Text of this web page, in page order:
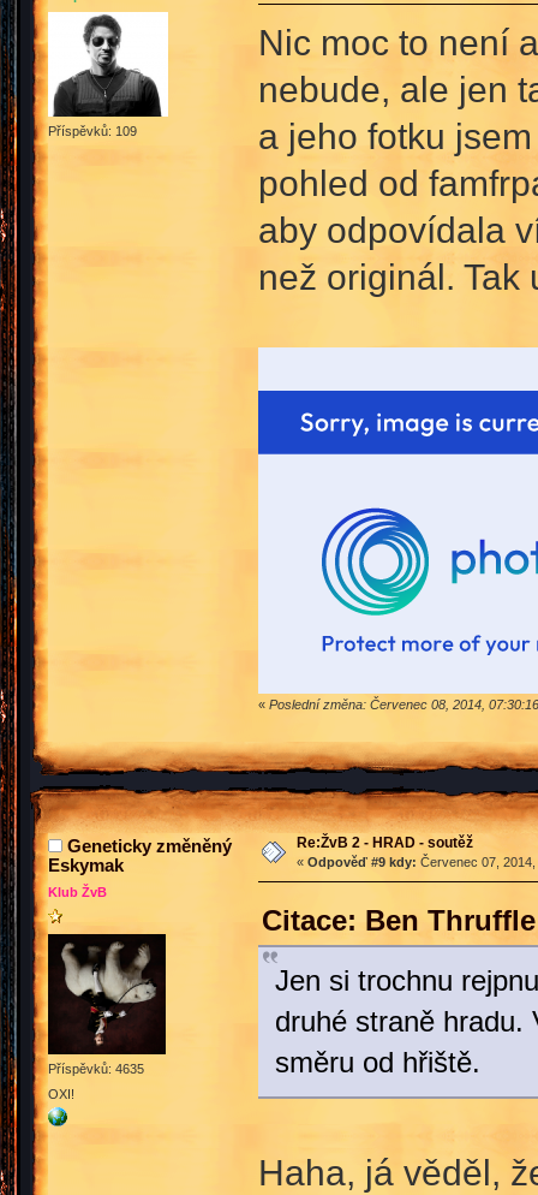
Příspěvků: 109
Nic moc to není
nebude, ale jen
a jeho fotku
pohled od
aby odpovídala
než originál.
« Poslední změna: Červenec 08, 2014,
Geneticky změněný
Eskymak
Klub ŽvB
Příspěvků: 4635
OXI!
Re:ŽvB 2 - HRAD - soutěž
« Odpověď #9 kdy: Červenec 07,
Citace: Ben
Jen si trochnu
druhé straně hradu.
směru od hřiště.
Haha, já věděl,